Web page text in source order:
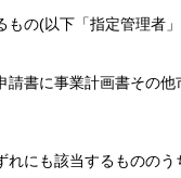
もの(以下「指定管理者
書に事業計画書その
れにも該当するものの